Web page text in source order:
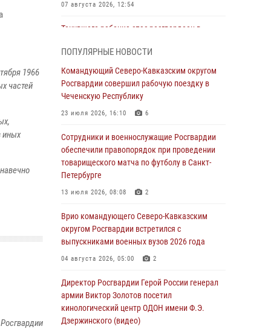
1966
частей
иных
07 августа 2026, 12:54
Тонувшего ребенка спас росгвардеец в
Юные гости из летних лагерей посетили
кинологический центр Росгвардии (видео)
07 августа 2026, 12:20
Представители ФСБ России по Уральскому
округу Росгвардии и ветераны военной
контрразведки почтили память Николая
Кузнецова
07 августа 2026, 12:00
Ветеран войск правопорядка генерал-майор
Иван Пияшев – герой выпуска «Легенды
армии с Александром Маршалом»
07 августа 2026, 12:00
Росгвардейцы пресекли попытку руферов
подняться на крышу Смольного собора в
Санкт-Петербурге (видео)
07 августа 2026, 11:34
ПОПУЛЯРНЫЕ НОВОСТИ
Командующий Северо-Кавказским округом
Росгвардии совершил рабочую поездку в
Чеченскую Республику
23 июля 2026, 16:10 6
Сотрудники и военнослужащие Росгвардии
обеспечили правопорядок при проведении
товарищеского матча по футболу в Санкт-
Петербурге
13 июля 2026, 08:08 2
Врио командующего Северо-Кавказским
округом Росгвардии встретился с
выпускниками военных вузов 2026 года
04 августа 2026, 05:00 2
Директор Росгвардии Герой России генерал
армии Виктор Золотов посетил
кинологический центр ОДОН имени Ф.Э.
Дзержинского (видео)